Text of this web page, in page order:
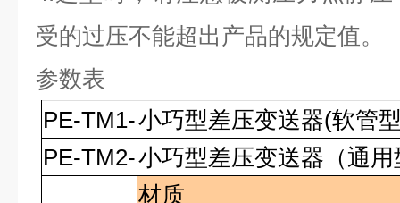
受的过压不能超出产品的规定值。
参数表
PE-TM1-小巧型差压变送器(软管
PE-TM2-小巧型差压变送器（通用
材质